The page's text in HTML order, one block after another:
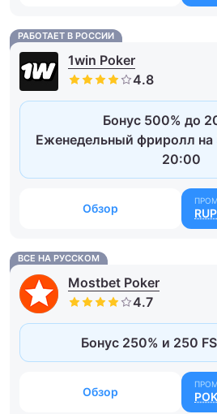
РАБОТАЕТ В РОССИИ
1win Poker
Бонус 500% до
Еженедельный фриролл на
20:00
Обзор
ВСЕ НА РУССКОМ
Mostbet Poker
Бонус 250% и 250
Обзор